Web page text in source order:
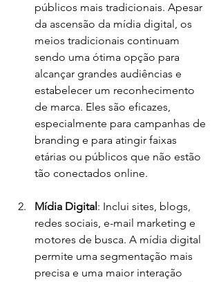
públicos mais tradicionais. Apesar
da ascensão da mídia digital, os
meios tradicionais continuam
sendo uma ótima opção para
alcançar grandes audiências e
estabelecer um reconhecimento
de marca. Eles são eficazes,
especialmente para campanhas de
branding e para atingir faixas
etárias ou públicos que não estão
tão conectados online.
Mídia Digital : Inclui sites, blogs,
redes sociais, e-mail marketing e
motores de busca. A mídia digital
permite uma segmentação mais
precisa e uma maior interação